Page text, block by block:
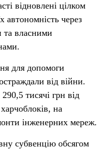
відновлені цілком
автономність через
та власними
для допомоги
від війни.
тисячі грн від
на
інженерних мереж.
субвенцію обсягом